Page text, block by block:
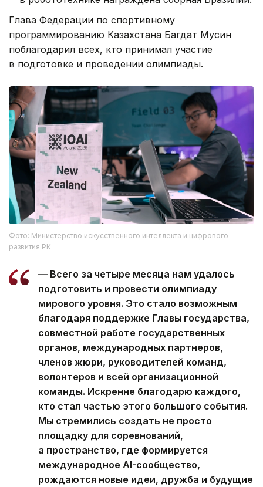
Глава Федерации по спортивному
программированию Казахстана Багдат Мусин
поблагодарил всех, кто принимал участие
в подготовке и проведении олимпиады.
Фото: Министерство искусственного интеллекта и цифрового
развития РК
— Всего за четыре месяца нам удалось
подготовить и провести олимпиаду
мирового уровня. Это стало возможным
благодаря поддержке Главы государства,
совместной работе государственных
органов, международных партнеров,
членов жюри, руководителей команд,
волонтеров и всей организационной
команды. Искренне благодарю каждого,
кто стал частью этого большого события.
Мы стремились создать не просто
площадку для соревнований,
а пространство, где формируется
международное AI-сообщество,
рождаются новые идеи, дружба и будущие